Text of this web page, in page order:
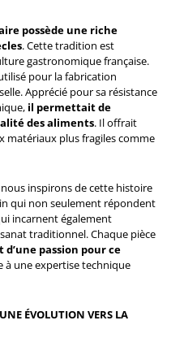
possède une riche
. Cette tradition est
gastronomique française.
pour la fabrication
Apprécié pour sa résistance
il permettait de
des aliments. Il offrait
matériaux plus fragiles comme
inspirons de cette histoire
qui non seulement répondent
incarnent également
traditionnel. Chaque pièce
d’une passion pour ce
à une expertise technique
ÉVOLUTION VERS LA